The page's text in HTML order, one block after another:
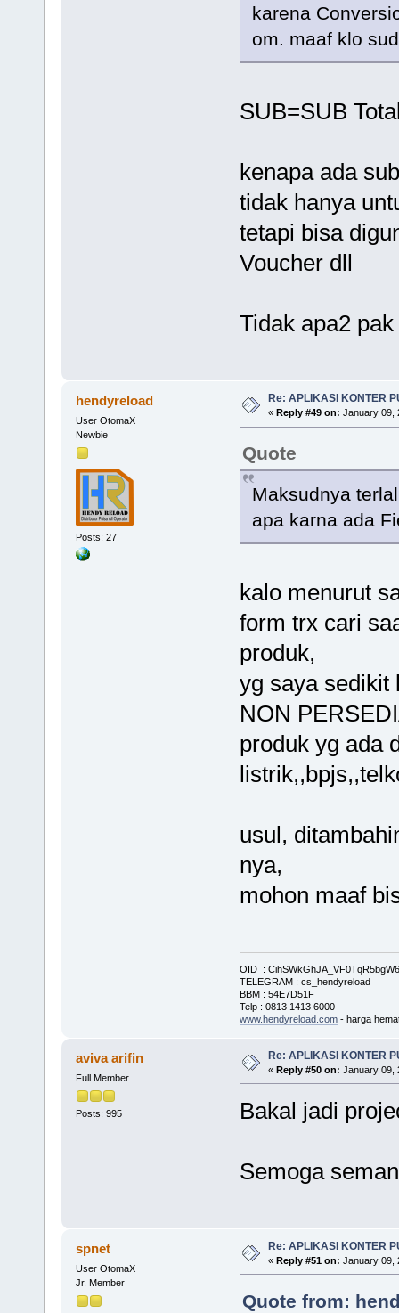
karena
om. maaf klo
SUB=SUB
kenapa ada
tidak hanya
tetapi bisa
Voucher dll
Tidak apa2
hendyreload
User OtomaX
Newbie
Posts: 27
Re: APLIKASI KONTER
« Reply #49 on: January 09,
Quote
Maksudnya
apa karna ada
kalo menurut
form trx cari
produk,
yg saya sedikit
NON
produk yg ada
usul,
nya,
mohon maaf
OID :
TELEGRAM : cs_hendyreload
BBM : 54E7D51F
Telp : 0813 1413 6000
www.hendyreload.com- harga
aviva arifin
Full Member
Posts: 995
Re: APLIKASI KONTER
« Reply #50 on: January 09,
Bakal jadi
Semoga
spnet
User OtomaX
Jr. Member
Re: APLIKASI KONTER
« Reply #51 on: January 09,
Quote from: